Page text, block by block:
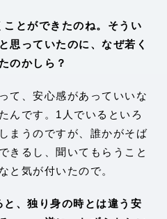
とができたのね。そうい
思っていたのに、なぜ若く
のかしら？
て、安心感があっていいな
んです。1人でいるといろ
まうのですが、誰かがそば
きるし、聞いてもらうこと
と気が付いたので。
、独り身の時とは違う安